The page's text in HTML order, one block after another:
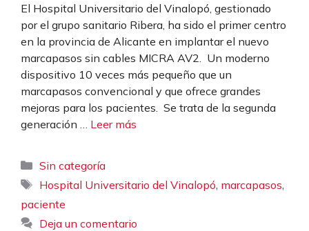
El Hospital Universitario del Vinalopó, gestionado
por el grupo sanitario Ribera, ha sido el primer centro
en la provincia de Alicante en implantar el nuevo
marcapasos sin cables MICRA AV2. Un moderno
dispositivo 10 veces más pequeño que un
marcapasos convencional y que ofrece grandes
mejoras para los pacientes. Se trata de la segunda
generación … Leer más
Categorías
Sin categoría
Etiquetas
Hospital Universitario del Vinalopó, marcapasos,
paciente
Deja un comentario